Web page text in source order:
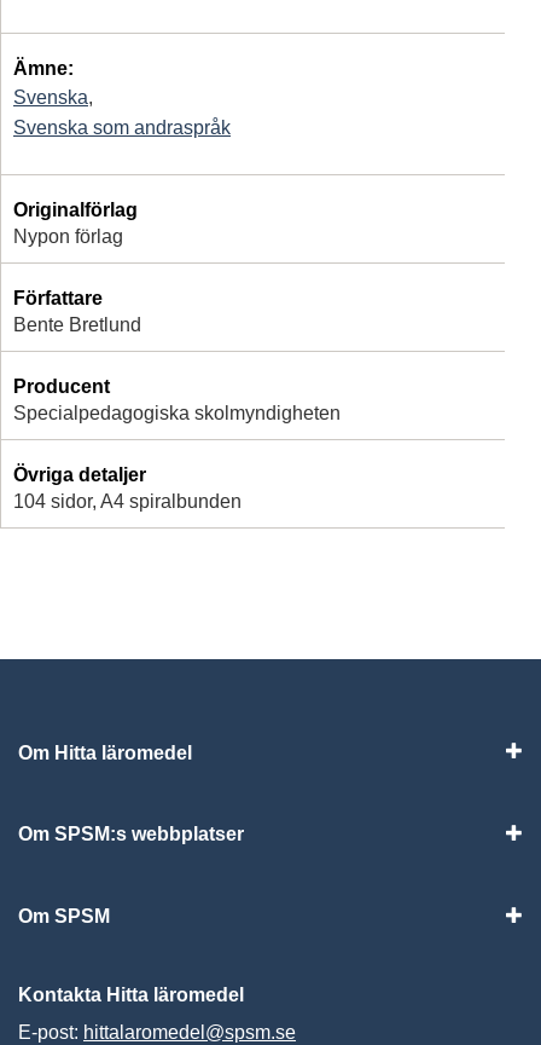
Ämne:
Svenska,
Svenska som andraspråk
Originalförlag
Nypon förlag
Författare
Bente Bretlund
Producent
Specialpedagogiska skolmyndigheten
Övriga detaljer
104 sidor, A4 spiralbunden
Om Hitta läromedel
Om SPSM:s webbplatser
Om SPSM
Kontakta Hitta läromedel
E-post: hittalaromedel@spsm.se